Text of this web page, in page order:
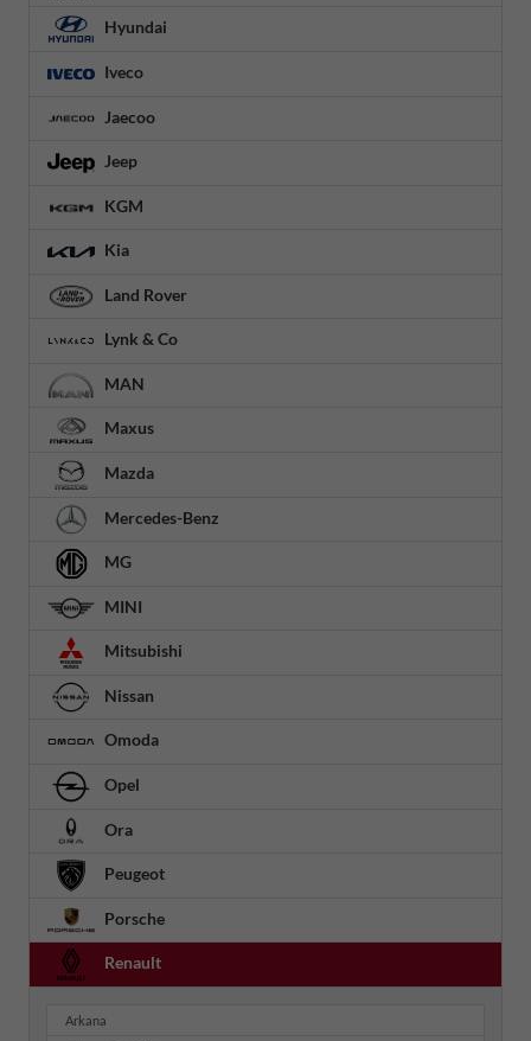
Hyundai
Iveco
Jaecoo
Jeep
KGM
Kia
Land Rover
Lynk & Co
MAN
Maxus
Mazda
Mercedes-Benz
MG
MINI
Mitsubishi
Nissan
Omoda
Opel
Ora
Peugeot
Porsche
Renault
Arkana